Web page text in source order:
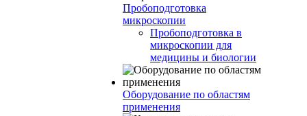
Пробоподготовка
микроскопии
Пробоподготовка в
микроскопии для
медицины и биологии
Оборудование по областям
применения